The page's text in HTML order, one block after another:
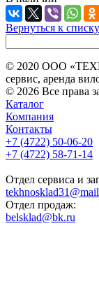
Вернуться к списку
© 2020 ООО
сервис, аренда
© 2026 Все права
Каталог
Компания
Контакты
+7 (4722) 50-06-20
+7 (4722) 58-71-14
Отдел сервиса и
Отдел продаж:
belsklad@bk.ru